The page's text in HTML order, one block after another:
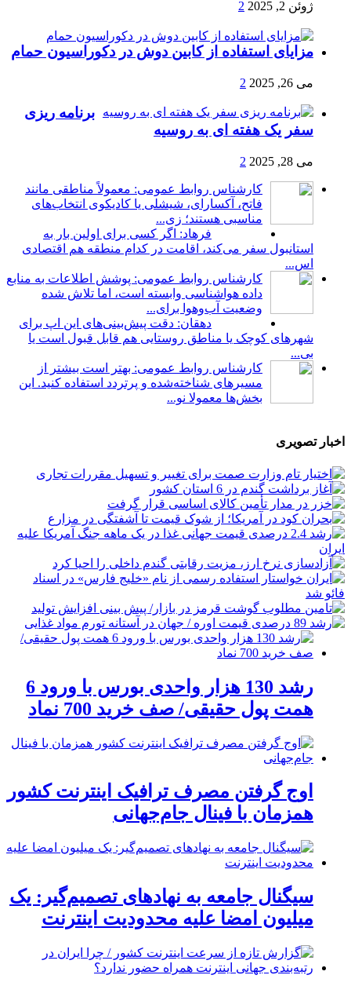
ژوئن 2, 2025 2
مزایای استفاده از کابین دوش در دکوراسیون حمام
می 26, 2025 2
برنامه ریزی
سفر یک هفته ای به روسیه
می 28, 2025 2
کارشناس روابط عمومی: معمولاً مناطقی مانند
فاتح، آکسارای، شیشلی یا کادیکوی انتخاب‌های
مناسبی هستند؛ زی...
فرهاد: اگر کسی برای اولین بار به
استانبول سفر می‌کند، اقامت در کدام منطقه هم اقتصادی
اس...
کارشناس روابط عمومی: پوشش اطلاعات به منابع
داده هواشناسی وابسته است، اما تلاش شده
وضعیت آب‌وهوا برای...
دهقان: دقت پیش‌بینی‌های این اپ برای
شهرهای کوچک یا مناطق روستایی هم قابل قبول است یا
بی...
کارشناس روابط عمومی: بهتر است بیشتر از
مسیرهای شناخته‌شده و پرتردد استفاده کنید. این
بخش‌ها معمولا نو...
اخبار تصویری
رشد 130 هزار واحدی بورس با ورود 6
همت پول حقیقی/ صف خرید 700 نماد
اوج گرفتن مصرف ترافیک اینترنت کشور
همزمان با فینال جام‌جهانی
سیگنال جامعه به نهادهای تصمیم‌گیر: یک
میلیون امضا علیه محدودیت اینترنت